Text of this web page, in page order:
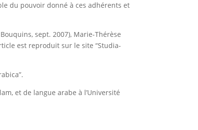
du pouvoir donné à ces adhérents et
sept. 2007), Marie-Thérèse
est reproduit sur le site “Studia-
et de langue arabe à l’Université